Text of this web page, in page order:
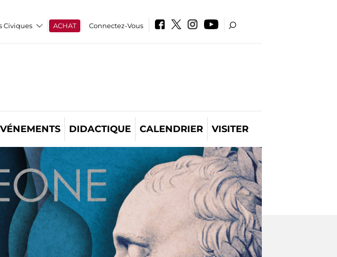
Civiques ACHAT Connectez-Vous
DIDACTIQUE CALENDRIER VISITER